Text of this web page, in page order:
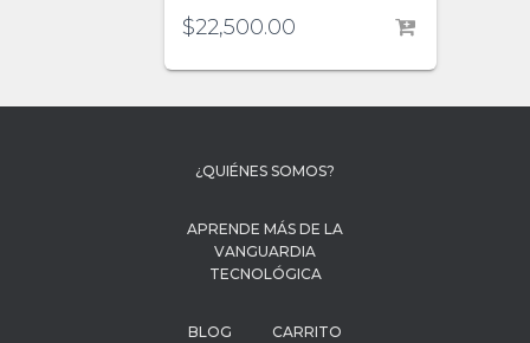
$22,500.00
¿QUIÉNES SOMOS?
APRENDE MÁS DE LA
VANGUARDIA
TECNOLÓGICA
BLOG CARRITO